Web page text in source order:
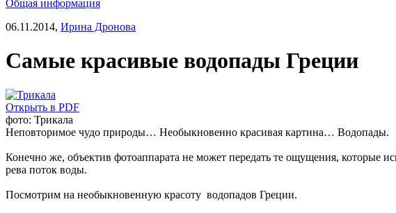
Общая информация
06.11.2014, Ирина Дронова
Самые красивые водопады Греции
Открыть в PDF
фото: Трикала
Неповторимое чудо природы… Необыкновенно красивая картина… Водопады.
Конечно же, объектив фотоаппарата не может передать те ощущения, которые
рева поток воды.
Посмотрим на необыкновенную красоту водопадов Греции.